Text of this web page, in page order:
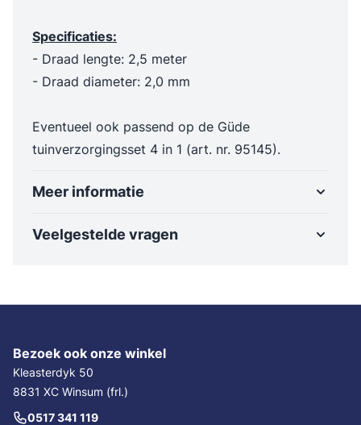
Specificaties:
- Draad lengte: 2,5 meter
- Draad diameter: 2,0 mm
Eventueel ook passend op de Güde
tuinverzorgingsset 4 in 1 (art. nr. 95145).
Meer informatie
Veelgestelde vragen
Bezoek ook onze winkel
Kleasterdyk 50
8831 XC Winsum (frl.)
0517 341 119